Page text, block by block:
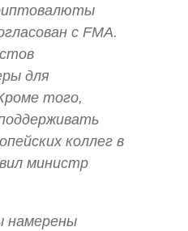
с FMA.
для
того,
коллег в
министр
намерены